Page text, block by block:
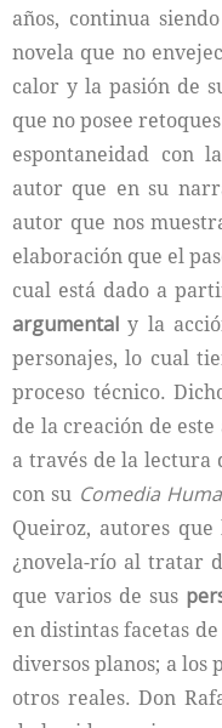
años, continua
novela que no
calor y la pasión de
que no posee
espontaneidad con
autor que en su
autor que nos
elaboración que el
cual está dado a
argumental y la
personajes, lo cual
proceso técnico.
de la creación de
a través de la lectura
con su Comedia
Queiroz, autores
¿novela-río al tratar
que varios de sus
en distintas facetas
diversos planos; a los
otros reales. Don